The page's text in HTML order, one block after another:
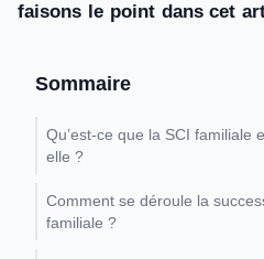
faisons le point dans cet
Sommaire
Qu’est-ce que la SCI familiale
elle ?
Comment se déroule la
familiale ?